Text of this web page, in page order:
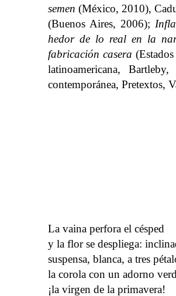
semen(México, 2010),
(Buenos Aires, 2006);
hedor de lo real en la
fabricación casera
latinoamericana,
contemporánea, Pretextos,
La vaina perfora el césped
y la flor se despliega:
suspensa, blanca, a tres
la corola con un adorno
¡la virgen de la primavera!